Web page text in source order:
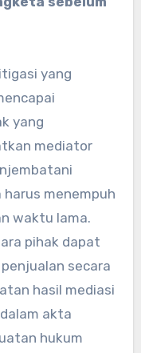
yang
yang
mediator
menempuh
waktu lama.
pihak dapat
secara
hasil mediasi
akta
hukum